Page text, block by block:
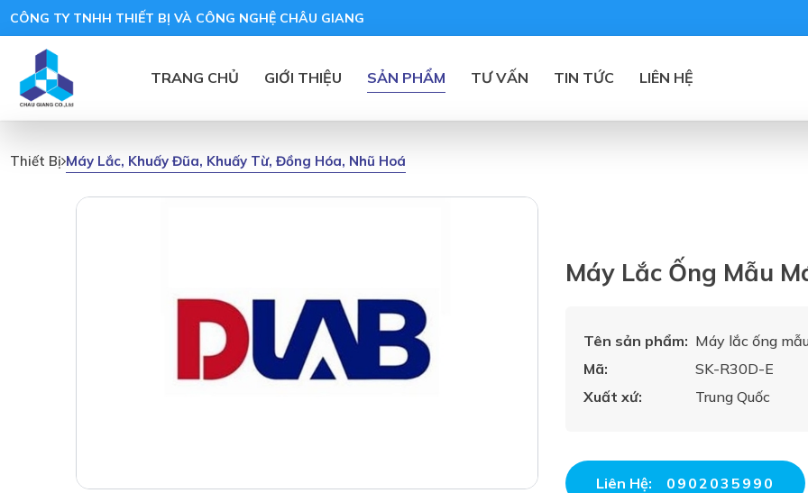
CÔNG TY TNHH THIẾT BỊ VÀ CÔNG NGHỆ CHÂU GIANG
TRANG CHỦ GIỚI THIỆU SẢN PHẨM TƯ VẤN TIN TỨC LIÊN HỆ
Thiết Bị Máy Lắc, Khuấy Đũa, Khuấy Từ, Đồng Hóa, Nhũ Hoá
Máy Lắc Ống Mẫu
Tên sản phẩm: Máy lắc ống
Mã:
SK-R30D-E
Xuất xứ:
Trung Quốc
Liên Hệ: 0902035990